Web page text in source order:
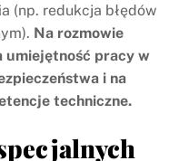
(np. redukcja błędów
Na rozmowie
umiejętność pracy w
i na
techniczne.